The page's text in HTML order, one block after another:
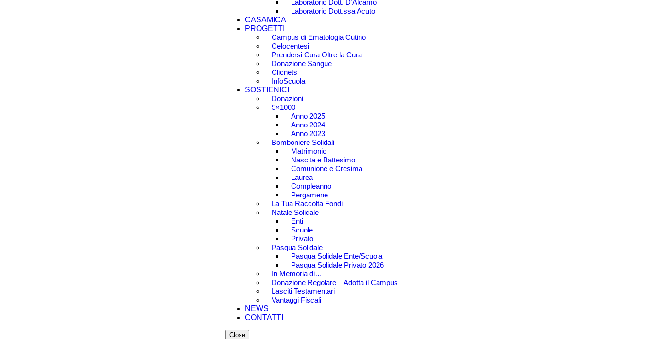
Laboratorio Dott. D’Alcamo
Laboratorio Dott.ssa Acuto
CASAMICA
PROGETTI
Campus di Ematologia Cutino
Celocentesi
Prendersi Cura Oltre la Cura
Donazione Sangue
Clicnets
InfoScuola
SOSTIENICI
Donazioni
5×1000
Anno 2025
Anno 2024
Anno 2023
Bomboniere Solidali
Matrimonio
Nascita e Battesimo
Comunione e Cresima
Laurea
Compleanno
Pergamene
La Tua Raccolta Fondi
Natale Solidale
Enti
Scuole
Privato
Pasqua Solidale
Pasqua Solidale Ente/Scuola
Pasqua Solidale Privato 2026
In Memoria di…
Donazione Regolare – Adotta il Campus
Lasciti Testamentari
Vantaggi Fiscali
NEWS
CONTATTI
Close